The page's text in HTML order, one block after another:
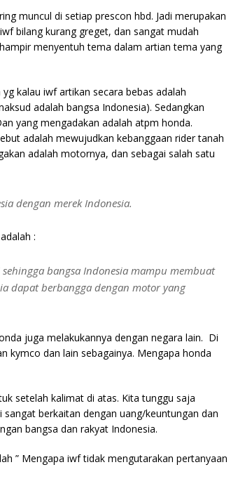
muncul di setiap prescon hbd. Jadi merupakan
bilang kurang greget, dan sangat mudah
menyentuh tema dalam artian tema yang
kalau iwf artikan secara bebas adalah
adalah bangsa Indonesia). Sedangkan
yang mengadakan adalah atpm honda.
adalah mewujudkan kebanggaan rider tanah
adalah motornya, dan sebagai salah satu
dengan merek Indonesia.
:
bangsa Indonesia mampu membuat
dapat berbangga dengan motor yang
juga melakukannya dengan negara lain. Di
kymco dan lain sebagainya. Mengapa honda
setelah kalimat di atas. Kita tunggu saja
berkaitan dengan uang/keuntungan dan
bangsa dan rakyat Indonesia.
” Mengapa iwf tidak mengutarakan pertanyaan